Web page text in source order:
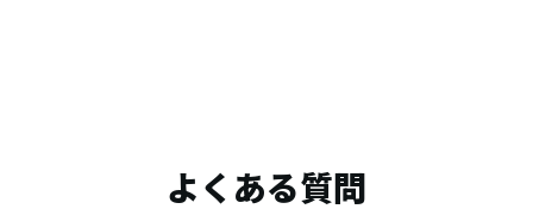
よくある質問